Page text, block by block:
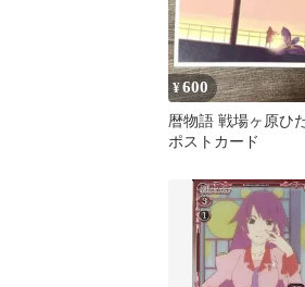
¥600
暦物語 戦場ヶ原ひ
ポストカード